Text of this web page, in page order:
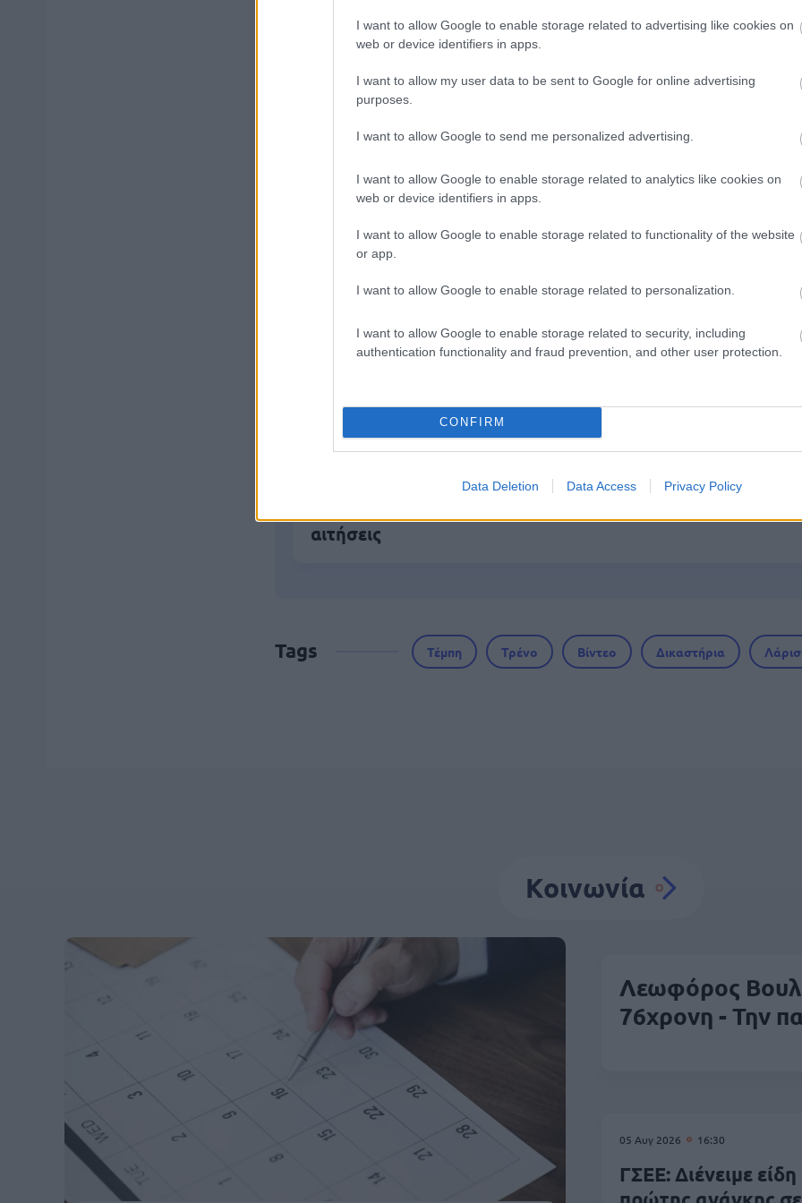
I want to allow Google to enable storage related to advertising like cookies on
web or device identifiers in apps.
I want to allow my user data to be sent to Google for online advertising
purposes.
I want to allow Google to send me personalized advertising.
I want to allow Google to enable storage related to analytics like cookies on
web or device identifiers in apps.
I want to allow Google to enable storage related to functionality of the website
or app.
I want to allow Google to enable storage related to personalization.
I want to allow Google to enable storage related to security, including
authentication functionality and fraud prevention, and other user protection.
CONFIRM
Data Deletion Data Access Privacy Policy
Μάθε πρώτος όλες τις σημαντικές ειδήσεις.
Δημοφιλείς Ειδήσεις
Τουρισμός για Όλους 2026: Ανοίγει σήμερα η πλατφόρμα
ΕΟΠΥΥ: Επίδομα έως 900 ευρώ - Ποιοι το παίρνουν
ΔΥΠΑ/ΟΑΕΔ: 8.000 νέες προσλήψεις - Από σήμερα οι
αιτήσεις
Tags Τέμπη Τρένο Βίντεο Δικαστήρια
Κοινωνία
Λεωφόρος
76χρονη - Την
05 Αυγ 2026 16:30
ΓΣΕΕ: Διένειμε είδη